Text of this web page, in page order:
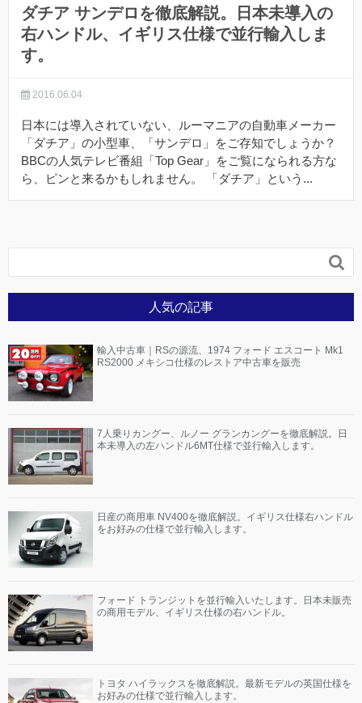
ダチア サンデロを徹底解説。日本未導入の
右ハンドル、イギリス仕様で並行輸入しま
す。
2016.06.04
日本には導入されていない、ルーマニアの自動車メーカー
「ダチア」の小型車、「サンデロ」をご存知でしょうか？
BBCの人気テレビ番組「Top Gear」をご覧になられる方な
ら、ピンと来るかもしれません。 「ダチア」という...

人気の記事
輸入中古車｜RSの源流、1974 フォード エスコート Mk1
RS2000 メキシコ仕様のレストア中古車を販売
7人乗りカングー、ルノー グランカングーを徹底解説。日
本未導入の左ハンドル6MT仕様で並行輸入します。
日産の商用車 NV400を徹底解説。イギリス仕様右ハンドル
をお好みの仕様で並行輸入します。
フォード トランジットを並行輸入いたします。日本未販売
の商用モデル、イギリス仕様の右ハンドル。
トヨタ ハイラックスを徹底解説。最新モデルの英国仕様を
お好みの仕様で並行輸入します。